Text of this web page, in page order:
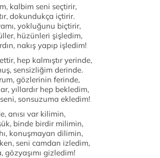
kalbim seni seçtirir,
dokundukça içtirir.
yokluğunu biçtirir,
hüzünleri şişledim,
nakış yapıp işledim!
hep kalmıştır yerinde,
sensizliğim derinde.
gözlerinin ferinde,
yıllardır hep bekledim,
sonsuzuma ekledim!
anısı var kilimin,
binde birdir milimin,
konuşmayan dilimin,
seni camdan izledim,
gözyaşımı gizledim!